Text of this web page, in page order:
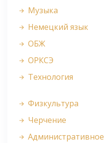
Музыка
Немецкий язык
ОБЖ
ОРКСЭ
Технология
Физкультура
Черчение